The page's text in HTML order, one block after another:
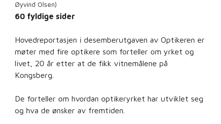
Øyvind Olsen)
60 fyldige sider
Hovedreportasjen i desemberutgaven av Optikeren er
møter med fire optikere som forteller om yrket og
livet, 20 år etter at de fikk vitnemålene på
Kongsberg.
De forteller om hvordan optikeryrket har utviklet seg
og hva de ønsker av fremtiden.